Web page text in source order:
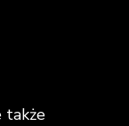
także